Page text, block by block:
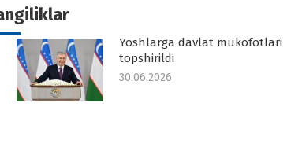
Yoshlarga davlat mukofotlari
topshirildi
30.06.2026